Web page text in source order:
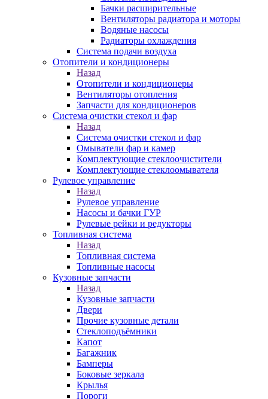
Бачки расширительные
Вентиляторы радиатора и моторы
Водяные насосы
Радиаторы охлаждения
Система подачи воздуха
Отопители и кондиционеры
Назад
Отопители и кондиционеры
Вентиляторы отопления
Запчасти для кондиционеров
Система очистки стекол и фар
Назад
Система очистки стекол и фар
Омыватели фар и камер
Комплектующие стеклоочистители
Комплектующие стеклоомывателя
Рулевое управление
Назад
Рулевое управление
Насосы и бачки ГУР
Рулевые рейки и редукторы
Топливная система
Назад
Топливная система
Топливные насосы
Кузовные запчасти
Назад
Кузовные запчасти
Двери
Прочие кузовные детали
Стеклоподъёмники
Капот
Багажник
Бамперы
Боковые зеркала
Крылья
Пороги